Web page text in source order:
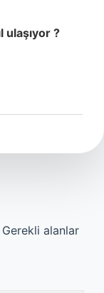
ulaşıyor ?
Gerekli alanlar